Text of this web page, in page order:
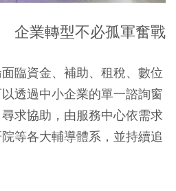
企業轉型不必孤軍奮戰
臨資金、補助、租稅、數位
透過中小企業的單一諮詢窗
求協助，由服務中心依需求
等各大輔導體系，並持續追